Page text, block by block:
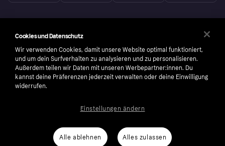
number: 556737-0431
Cookies und Datenschutz
Wir verwenden Cookies, damit unsere Website optimal funktioniert,
und um dein Surfverhalten zu analysieren und zu personalisieren.
Außerdem teilen wir Daten mit unseren Werbepartner:innen. Du
kannst deine Präferenzen jederzeit verwalten oder deine Einwilligung
widerrufen.
Alle ablehnen Alles zulassen
Einstellungen ändern